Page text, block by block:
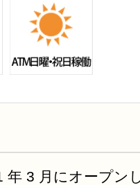
3 月にオープン